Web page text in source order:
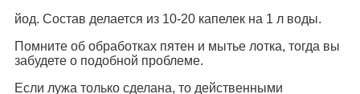
йод. Состав делается из 10-20 капелек на 1 л воды.
Помните об обработках пятен и мытье лотка, тогда вы
забудете о подобной проблеме.
Если лужа только сделана, то действенными